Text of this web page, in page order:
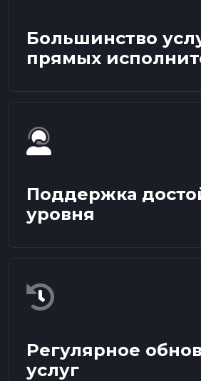
Большинство
прямых
Поддержка
уровня
Регулярное
услуг